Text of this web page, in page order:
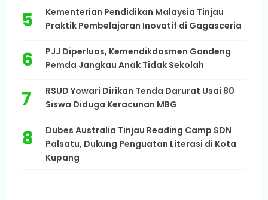
Kementerian Pendidikan Malaysia Tinjau
Praktik Pembelajaran Inovatif di Gagasceria
PJJ Diperluas, Kemendikdasmen Gandeng
Pemda Jangkau Anak Tidak Sekolah
RSUD Yowari Dirikan Tenda Darurat Usai 80
Siswa Diduga Keracunan MBG
Dubes Australia Tinjau Reading Camp SDN
Palsatu, Dukung Penguatan Literasi di Kota
Kupang